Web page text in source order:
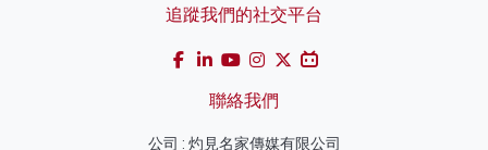
追蹤我們的社交平台
聯絡我們
公司 : 灼見名家傳媒有限公司